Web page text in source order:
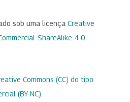
sob uma licença Creative
ShareAlike 4.0
Commons (CC) do tipo
(BY-NC)